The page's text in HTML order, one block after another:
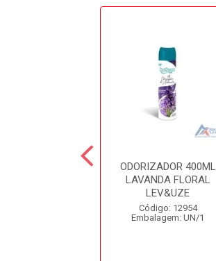
ODORIZADOR 400ML
LAVANDA FLORAL
LEV&UZE
Código: 12954
Embalagem: UN/1